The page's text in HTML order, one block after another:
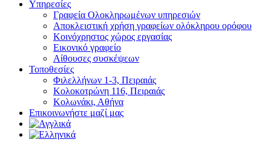
Υπηρεσίες
Γραφεία Ολοκληρωμένων υπηρεσιών
Αποκλειστική χρήση γραφείων ολόκληρου ορόφου
Κοινόχρηστος χώρος εργασίας
Εικονικό γραφείο
Αίθουσες συσκέψεων
Τοποθεσίες
Φιλελλήνων 1-3, Πειραιάς
Κολοκοτρώνη 116, Πειραιάς
Κολωνάκι, Αθήνα
Επικοινωνήστε μαζί μας